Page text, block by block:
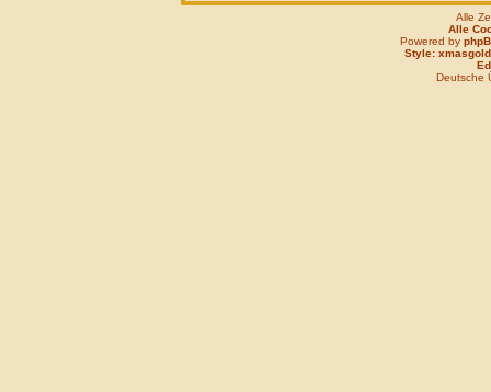
Alle
Alle
Powered by
Style: xmasgold
Deutsche